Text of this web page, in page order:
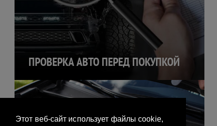
ПРОВЕРКА АВТО ПЕРЕД ПОКУПКОЙ
Этот веб-сайт использует файлы cookie,